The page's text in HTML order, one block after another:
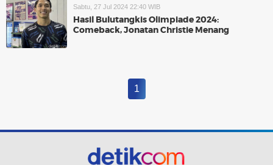
Sabtu, 27 Jul 2024 22:40 WIB
Hasil Bulutangkis Olimpiade 2024:
Comeback, Jonatan Christie Menang
1